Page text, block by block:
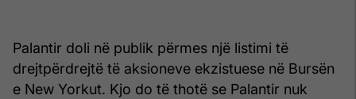
Palantir doli në publik përmes një listimi të
drejtpërdrejtë të aksioneve ekzistuese në Bursën
e New Yorkut. Kjo do të thotë se Palantir nuk